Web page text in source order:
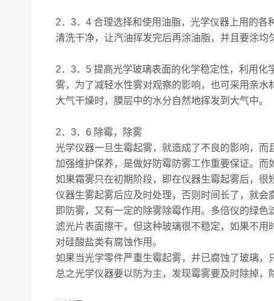
2．3．4 合理选择和使用油脂，光学仪器上用的
清洗干净，让汽油挥发完后再涂油脂，并且要涂均
2．3．5 提高光学玻璃表面的化学稳定性，利用
雾，为了减轻水性雾对观察的影响，也可采用亲
大气干燥时，膜层中的水分自然地挥发到大气中。
2．3．6 除霉，除雾
光学仪器一旦生霉起雾，就造成了不良的影响，
加强维护保养，是做好防霉防雾工作重要保证。而
如果霜雾只在初期阶段，即在仪器生霉起雾后，很
仪器生雾起雾后应及时处理，否则时间长了，就
即防雾，又有一定的除雾除霉作用。多倍仪的绿
滤光片表面擦干，但这种玻璃很不稳定，如果不
对硅酸盐类有腐蚀作用。
如果当光学零件严重生霉起雾，并已腐蚀了玻璃，
总之光学仪器要以防为主，发现霉雾要及时除掉，